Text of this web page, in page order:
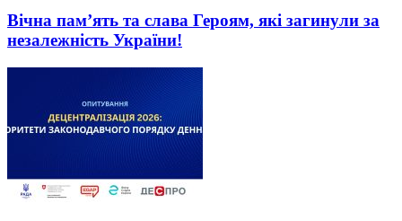
Вічна пам’ять та слава Героям, які загинули за
незалежність України!